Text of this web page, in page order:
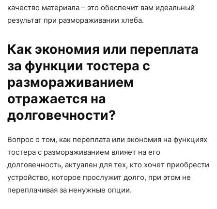
качество материала – это обеспечит вам идеальный
результат при размораживании хлеба.
Как экономия или переплата
за функции тостера с
размораживанием
отражается на
долговечности?
Вопрос о том, как переплата или экономия на функциях
тостера с размораживанием влияет на его
долговечность, актуален для тех, кто хочет приобрести
устройство, которое прослужит долго, при этом не
переплачивая за ненужные опции.